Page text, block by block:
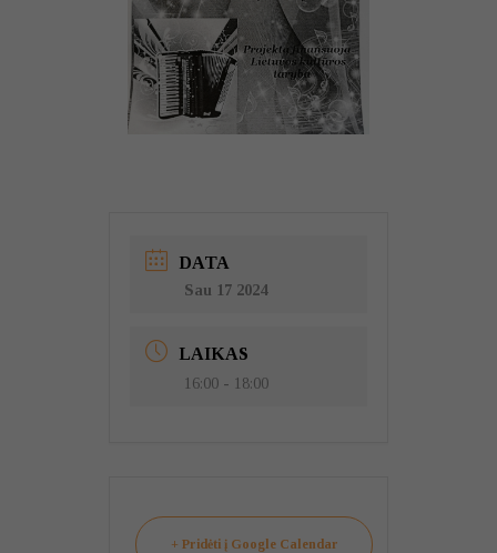
DATA
Sau 17 2024
LAIKAS
16:00 - 18:00
+ Pridėti į Google Calendar